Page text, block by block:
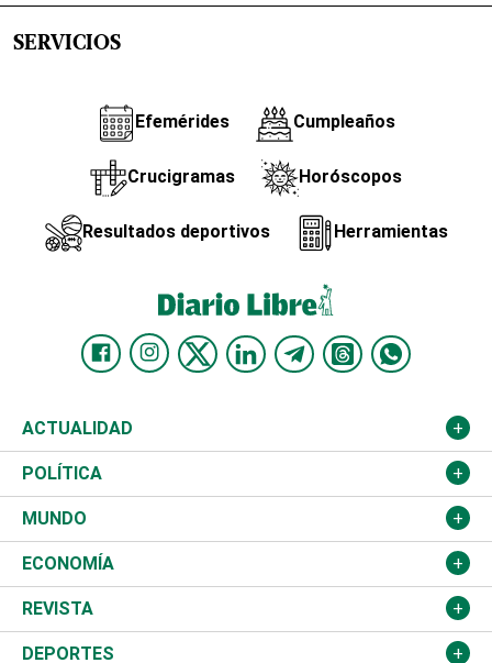
SERVICIOS
Efemérides Cumpleaños
Crucigramas Horóscopos
Resultados deportivos Herramientas
ACTUALIDAD
Nacional
Ciudad
Educación
Salud
Justicia
POLÍTICA
Partidos
JCE
TSE
Congreso Nacional
MUNDO
Estados Unidos
América Latina
Haití
ECONOMÍA
Finanzas
Turismo
REVISTA
Música
DEPORTES